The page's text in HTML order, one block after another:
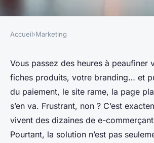
Votre plateforme
l'agence site e-
vous faut
Aminte •22/04/2026 16:01•8 min de
Accueil›Marketing
Vous passez des heures à peaufiner
fiches produits, votre branding… et
du paiement, le site rame, la page
s’en va. Frustrant, non ? C’est
vivent des dizaines de e-
Pourtant, la solution n’est pas